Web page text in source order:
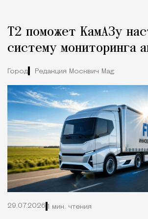
Т2 поможет КамАЗу
систему мониторинга
Город Редакция Москвич Mag
29.07.2026 1 мин. чтения